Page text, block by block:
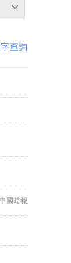
查詢
國時報